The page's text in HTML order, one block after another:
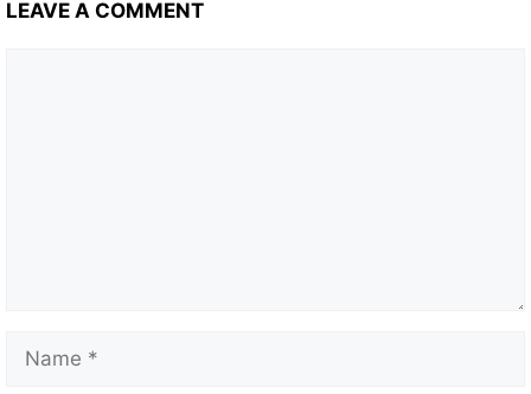
LEAVE A COMMENT